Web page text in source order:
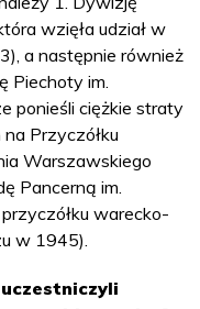
wzięła udział w
a następnie również
Piechoty im.
ponieśli ciężkie straty
Przyczółku
Warszawskiego
Pancerną im.
warecko-
w 1945).